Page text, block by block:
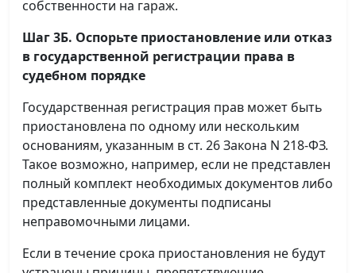
собственности на гараж.
Шаг 3Б. Оспорьте приостановление или отказ
в государственной регистрации права в
судебном порядке
Государственная регистрация прав может быть
приостановлена по одному или нескольким
основаниям, указанным в ст. 26 Закона N 218-ФЗ.
Такое возможно, например, если не представлен
полный комплект необходимых документов либо
представленные документы подписаны
неправомочными лицами.
Если в течение срока приостановления не будут